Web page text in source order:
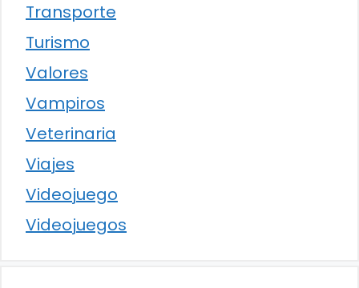
Transporte
Turismo
Valores
Vampiros
Veterinaria
Viajes
Videojuego
Videojuegos